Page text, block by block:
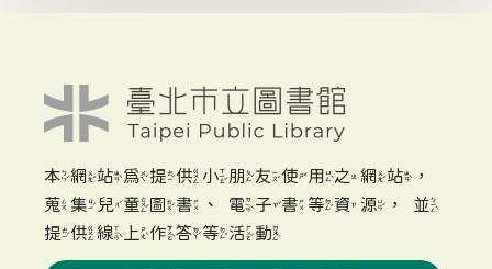
本網站為提供小朋友使用之網站，
蒐集兒童圖書、電子書等資源，並
提供線上作答等活動